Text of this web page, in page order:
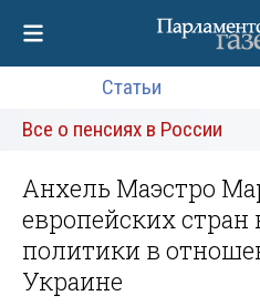
Статьи
Все о пенсиях в России
Анхель Маэстро
европейских стран
политики в
Украине